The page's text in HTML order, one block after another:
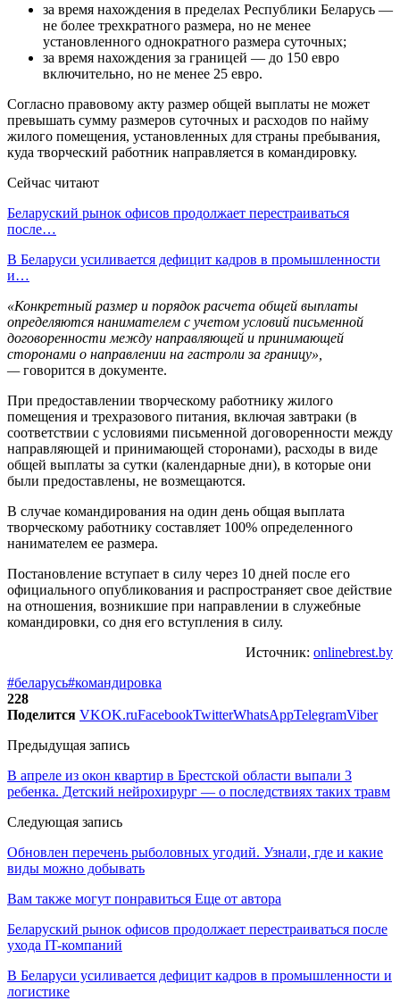
за время нахождения в пределах Республики Беларусь —
не более трехкратного размера, но не менее
установленного однократного размера суточных;
за время нахождения за границей — до 150 евро
включительно, но не менее 25 евро.
Согласно правовому акту размер общей выплаты не может
превышать сумму размеров суточных и расходов по найму
жилого помещения, установленных для страны пребывания,
куда творческий работник направляется в командировку.
Сейчас читают
Беларуский рынок офисов продолжает перестраиваться
после…
В Беларуси усиливается дефицит кадров в промышленности
и…
«Конкретный размер и порядок расчета общей выплаты
определяются нанимателем с учетом условий письменной
договоренности между направляющей и принимающей
сторонами о направлении на гастроли за границу»,
—говорится в документе.
При предоставлении творческому работнику жилого
помещения и трехразового питания, включая завтраки (в
соответствии с условиями письменной договоренности между
направляющей и принимающей сторонами), расходы в виде
общей выплаты за сутки (календарные дни), в которые они
были предоставлены, не возмещаются.
В случае командирования на один день общая выплата
творческому работнику составляет 100% определенного
нанимателем ее размера.
Постановление вступает в силу через 10 дней после его
официального опубликования и распространяет свое действие
на отношения, возникшие при направлении в служебные
командировки, со дня его вступления в силу.
Источник: onlinebrest.by
#беларусь#командировка
228
Поделится VKOK.ruFacebookTwitterWhatsAppTelegramViber
Предыдущая запись
В апреле из окон квартир в Брестской области выпали 3
ребенка. Детский нейрохирург — о последствиях таких травм
Следующая запись
Обновлен перечень рыболовных угодий. Узнали, где и какие
виды можно добывать
Вам также могут понравиться Еще от автора
Беларуский рынок офисов продолжает перестраиваться после
ухода IT-компаний
В Беларуси усиливается дефицит кадров в промышленности и
логистике